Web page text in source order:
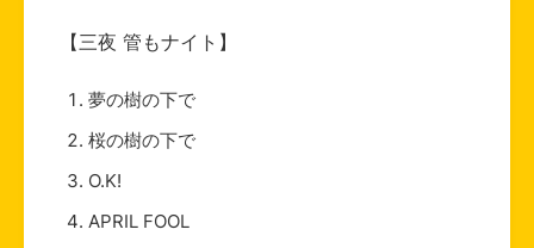
【三夜 管もナイト】
夢の樹の下で
桜の樹の下で
O.K!
APRIL FOOL